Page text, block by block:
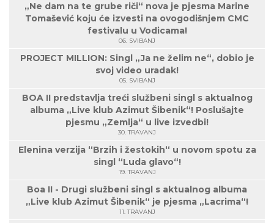
„Ne dam na te grube riči“ nova je pjesma Marine
Tomašević koju će izvesti na ovogodišnjem CMC
festivalu u Vodicama!
06. SVIBANJ
PROJECT MILLION: Singl „Ja ne želim ne“, dobio je
svoj video uradak!
05. SVIBANJ
BOA II predstavlja treći službeni singl s aktualnog
albuma „Live klub Azimut Šibenik“! Poslušajte
pjesmu „Zemlja“ u live izvedbi!
30. TRAVANJ
Elenina verzija “Brzih i žestokih“ u novom spotu za
singl “Luda glavo“!
19. TRAVANJ
Boa II - Drugi službeni singl s aktualnog albuma
„Live klub Azimut Šibenik“ je pjesma „Lacrima“!
11. TRAVANJ